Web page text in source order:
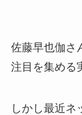
佐藤早也伽さ
注目を集める
しかし最近ネ